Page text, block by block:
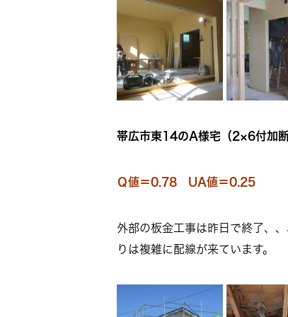
帯広市東14のA様宅（2×6付加
Ｑ値＝0.78 UA値＝0.25
外部の板金工事は昨日で終了、
りは複雑に配線が来ています。